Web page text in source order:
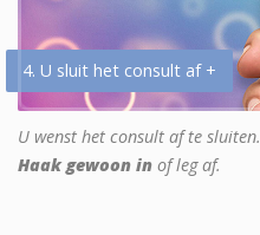
4. U sluit het consult af +
U wenst het consult af te sluiten.
Haak gewoon in of leg af.